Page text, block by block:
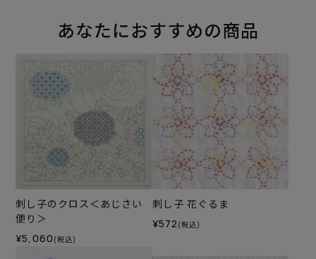
あなたにおすすめの商品
刺し子のクロス＜あじさい
便り＞
¥5,060 (税込)
刺し子 花ぐるま
¥572 (税込)